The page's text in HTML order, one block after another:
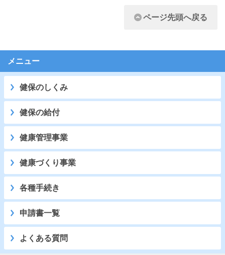
ページ先頭へ戻る
メニュー
健保のしくみ
健保の給付
健康管理事業
健康づくり事業
各種手続き
申請書一覧
よくある質問